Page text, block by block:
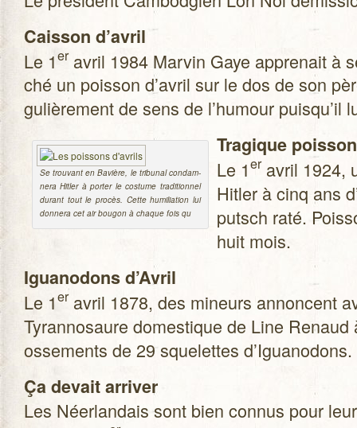
Cais­son d’avril
Le 1eravril 1984 Mar­vin Gaye appre­nait à
ché un pois­son d’avril sur le dos de son
gu­liè­re­ment de sens de l’humour puisqu’il
Se trou­vant en Bavière, le tri­bu­nal condam­
nera Hit­ler à por­ter le cos­tume tra­di­tion­nel
durant tout le pro­cès. Cette humi­lia­tion lui
don­nera cet air bou­gon à chaque fois qu
Tra­gique
Le 1eravril 1924,
Hit­ler à cinq ans
putsch raté.
huit mois.
Igua­no­dons d’Avril
Le 1eravril 1878, des mineurs annoncent
Tyran­no­saure domes­tique de Line
osse­ments de 29 sque­lettes d’Iguanodons.
Ça devait arri­ver
Les Néer­lan­dais sont bien connus pour